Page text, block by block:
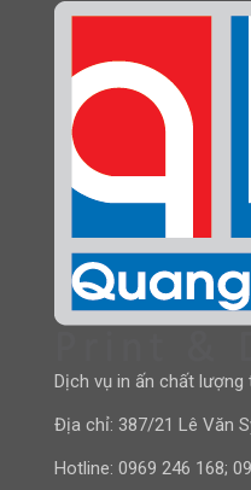
Dịch vụ in ấn chất lượng
Địa chỉ: 387/21 Lê Văn
Hotline: 0969 246 168;